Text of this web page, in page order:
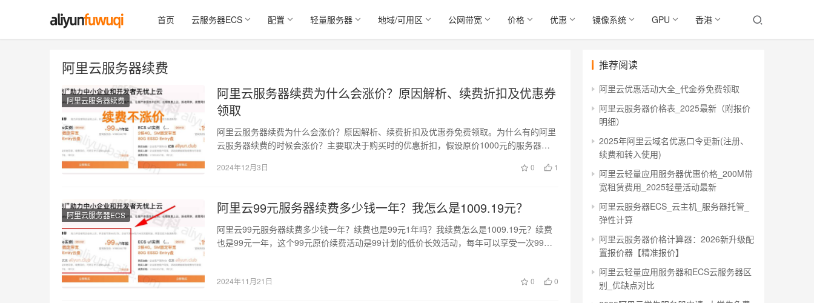
首页 云服务器ECS 配置 轻量服务器 地域/可用区 公网带宽 价格 优惠 镜像系统 GPU 香港
阿里云服务器续费
阿里云服务器续费
阿里云服务器续费为什么会涨价？原因解析、续费折扣及优惠券
领取
阿里云服务器续费为什么会涨价？原因解析、续费折扣及优惠券免费领取。为什么有的阿里
云服务器续费的时候会涨价？主要取决于购买时的优惠折扣，假设原价1000元的服务器，
2024年12月3日 0 1
阿里云服务器ECS 阿里云99元服务器续费多少钱一年？我怎么是1009.19元？
阿里云99元服务器续费多少钱一年？续费也是99元1年吗？我续费怎么是1009.19元？续费
也是99元一年，这个99元原价续费活动是99计划的低价长效活动，每年可以享受一次99元
2024年11月21日 0 0
推荐阅读
阿里云优惠活动大全_代金券免费领取
阿里云服务器价格表_2025最新（附报价
明细）
2025年阿里云域名优惠口令更新(注册、
续费和转入使用)
阿里云轻量应用服务器优惠价格_200M带
宽租赁费用_2025轻量活动最新
阿里云服务器ECS_云主机_服务器托管_
弹性计算
阿里云服务器价格计算器：2026新升级配
置报价器【精准报价】
阿里云轻量应用服务器和ECS云服务器区
别_优缺点对比